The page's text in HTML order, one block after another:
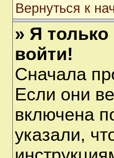
Вернуться к
» Я только
войти!
Сначала
Если они
включена
указали,